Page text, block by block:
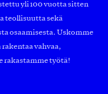
yli 100 vuotta sitten
teollisuutta sekä
osaamisesta. Uskomme
vahvaa,
rakastamme työtä!